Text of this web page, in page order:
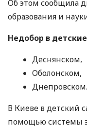
Об этом сообщила
образования и
Недобор в
Деснянском,
Оболонском,
Днепровском.
В Киеве в детский
помощью системы